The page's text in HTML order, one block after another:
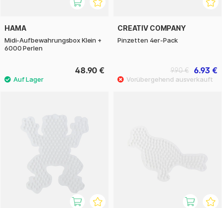
HAMA
Midi-Aufbewahrungsbox Klein +
6000 Perlen
48.90 €
CREATIV COMPANY
Pinzetten 4er-Pack
6.93 €
9.90 €